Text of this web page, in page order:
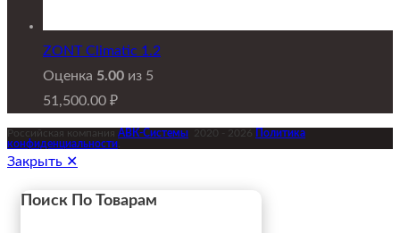
ZONT Climatic 1.2
Оценка 5.00 из 5
51,500.00 ₽
Российская компания АВК-Системы 2020 - 2026
Политика
конфиденциальности
Закрыть ✕
Поиск По Товарам